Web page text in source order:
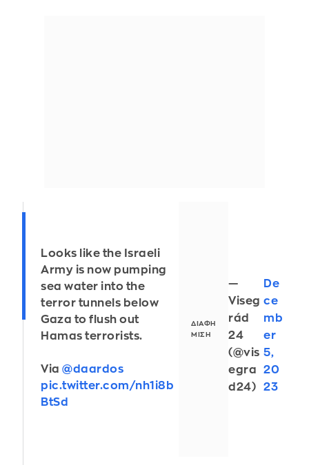
Looks like the Israeli
Army is now pumping
sea water into the
terror tunnels below
Gaza to flush out
Hamas terrorists.
Via@daardos
pic.twitter.com/nh1i8b
BtSd
—
Viseg
rád
24
(@vis
egra
d24)
De
ce
mb
er
5,
20
23